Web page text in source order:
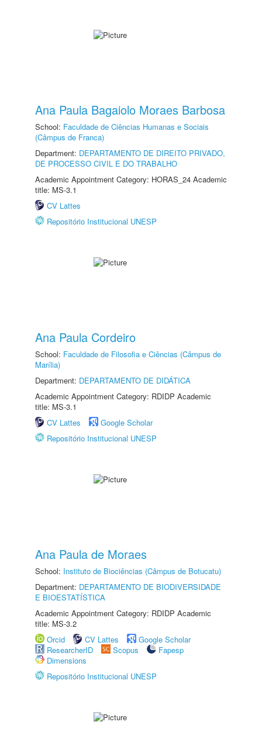
Ana Paula Bagaiolo Moraes Barbosa
School: Faculdade de Ciências Humanas e Sociais
(Câmpus de Franca)
Department: DEPARTAMENTO DE DIREITO PRIVADO,
DE PROCESSO CIVIL E DO TRABALHO
Academic Appointment Category: HORAS_24 Academic
title: MS-3.1
CV Lattes
Repositório Institucional UNESP
Ana Paula Cordeiro
School: Faculdade de Filosofia e Ciências (Câmpus de
Marília)
Department: DEPARTAMENTO DE DIDÁTICA
Academic Appointment Category: RDIDP Academic
title: MS-3.1
CV Lattes
Google Scholar
Repositório Institucional UNESP
Ana Paula de Moraes
School: Instituto de Biociências (Câmpus de Botucatu)
Department: DEPARTAMENTO DE BIODIVERSIDADE
E BIOESTATÍSTICA
Academic Appointment Category: RDIDP Academic
title: MS-3.2
Orcid
CV Lattes
Google Scholar
ResearcherID
Scopus
Fapesp
Dimensions
Repositório Institucional UNESP